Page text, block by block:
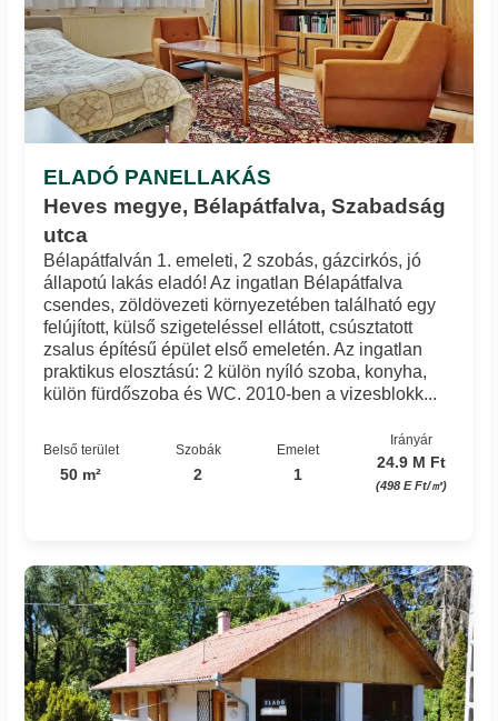
ELADÓ PANELLAKÁS
Heves megye, Bélapátfalva, Szabadság
utca
Bélapátfalván 1. emeleti, 2 szobás, gázcirkós, jó
állapotú lakás eladó! Az ingatlan Bélapátfalva
csendes, zöldövezeti környezetében található egy
felújított, külső szigeteléssel ellátott, csúsztatott
zsalus építésű épület első emeletén. Az ingatlan
praktikus elosztású: 2 külön nyíló szoba, konyha,
külön fürdőszoba és WC. 2010-ben a vizesblokk...
Belső terület
50 m²
Szobák
2
Emelet
1
Irányár
24.9 M Ft
(498 E Ft/㎡)
Azonosító: 63_lvi